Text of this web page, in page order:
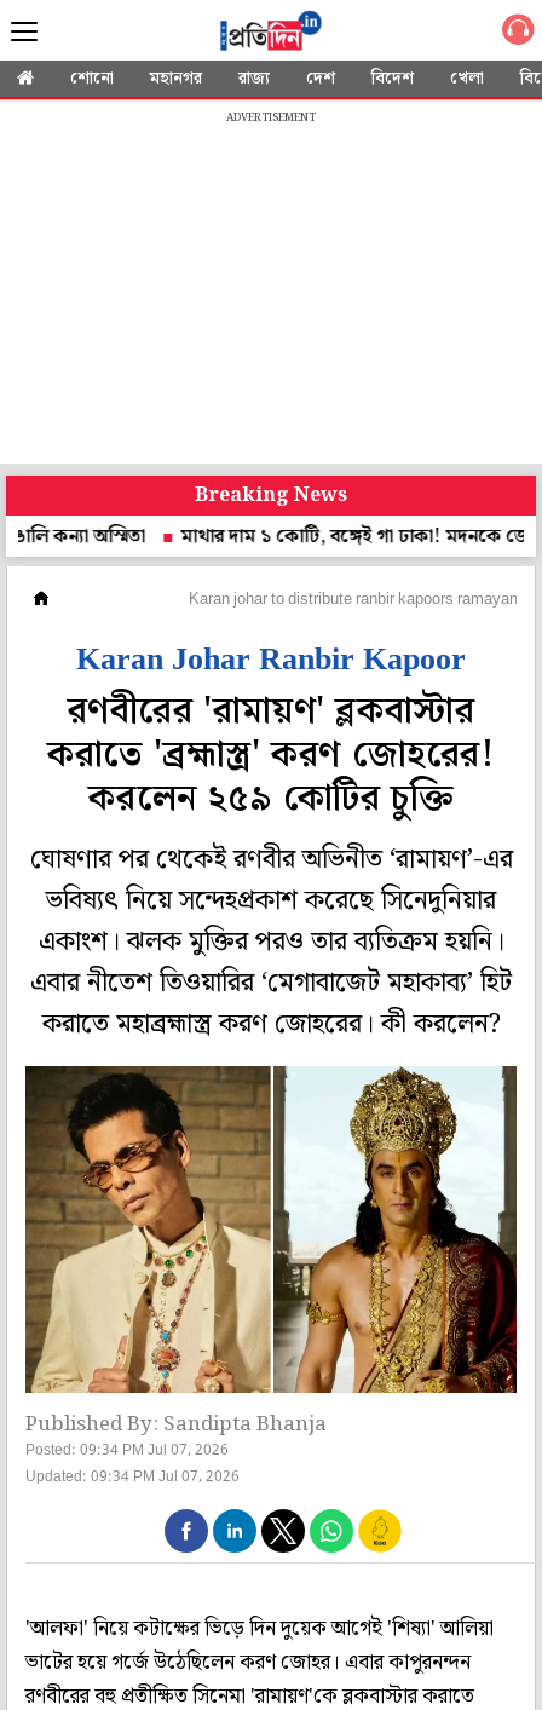
শোনো মহানগর রাজ্য দেশ বিদেশ খেলা
ADVERTISEMENT
Breaking News
অস্মিতা
মাথার দাম ১ কোটি, বঙ্গেই গা ঢাকা! মদনকে জেরায়
Karan johar to distribute ranbir kapoors ramayana
Karan Johar Ranbir Kapoor
রণবীরের 'রামায়ণ' ব্লকবাস্টার
করাতে 'ব্রহ্মাস্ত্র' করণ জোহরের!
করলেন ২৫৯ কোটির চুক্তি
ঘোষণার পর থেকেই রণবীর অভিনীত ‘রামায়ণ’-এর
ভবিষ্যৎ নিয়ে সন্দেহপ্রকাশ করেছে সিনেদুনিয়ার
একাংশ। ঝলক মুক্তির পরও তার ব্যতিক্রম হয়নি।
এবার নীতেশ তিওয়ারির ‘মেগাবাজেট মহাকাব্য’ হিট
করাতে মহাব্রহ্মাস্ত্র করণ জোহরের। কী করলেন?
Published By: Sandipta Bhanja
Posted: 09:34 PM Jul 07, 2026
Updated: 09:34 PM Jul 07, 2026
'আলফা' নিয়ে কটাক্ষের ভিড়ে দিন দুয়েক আগেই 'শিষ্যা' আলিয়া
ভাটের হয়ে গর্জে উঠেছিলেন করণ জোহর। এবার কাপুরনন্দন
রণবীরের বহু প্রতীক্ষিত সিনেমা 'রামায়ণ'কে ব্লকবাস্টার করাতে